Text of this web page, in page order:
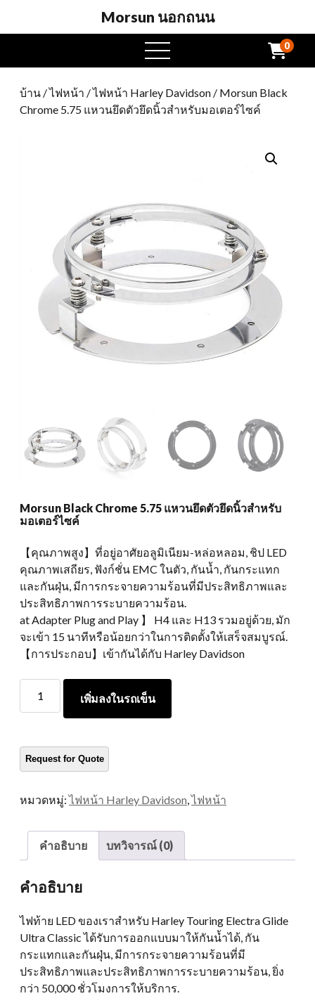
Morsun นอกถนน
เปิด
เมนู
0
บ้าน /ไฟหน้า /ไฟหน้า Harley Davidson / Morsun Black
Chrome 5.75 แหวนยึดตัวยึดนิ้วสำหรับมอเตอร์ไซค์
Morsun Black Chrome 5.75 แหวนยึดตัวยึดนิ้วสำหรับ
มอเตอร์ไซค์
【คุณภาพสูง】ที่อยู่อาศัยอลูมิเนียม-หล่อหลอม, ชิป LED
คุณภาพเสถียร, ฟังก์ชั่น EMC ในตัว, กันน้ำ, กันกระแทก
และกันฝุ่น, มีการกระจายความร้อนที่มีประสิทธิภาพและ
ประสิทธิภาพการระบายความร้อน.
at Adapter Plug and Play 】 H4 และ H13 รวมอยู่ด้วย, มัก
จะเข้า 15 นาทีหรือน้อยกว่าในการติดตั้งให้เสร็จสมบูรณ์.
【การประกอบ】เข้ากันได้กับ Harley Davidson
Black
แหวน
ยึด
ยึด
สำหรับ
เพิ่มลงในรถเข็น
หมวดหมู่:ไฟหน้า Harley Davidson ,ไฟหน้า
คำอธิบาย บทวิจารณ์ (0)
คำอธิบาย
ไฟท้าย LED ของเราสำหรับ Harley Touring Electra Glide
Ultra Classic ได้รับการออกแบบมาให้กันน้ำได้, กัน
กระแทกและกันฝุ่น, มีการกระจายความร้อนที่มี
ประสิทธิภาพและประสิทธิภาพการระบายความร้อน, ยิ่ง
กว่า 50,000 ชั่วโมงการให้บริการ.